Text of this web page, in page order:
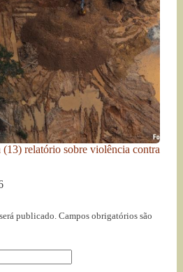
relatório sobre violência contra
publicado. Campos obrigatórios são